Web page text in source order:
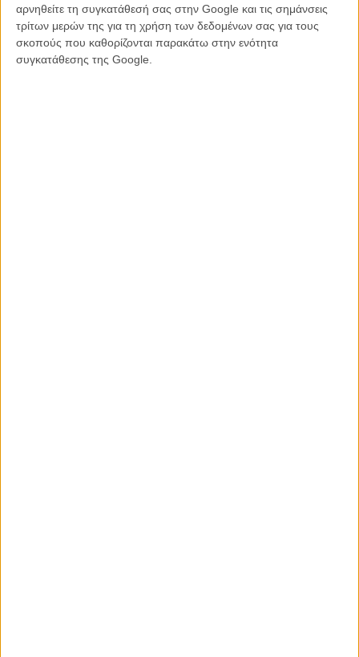
αρνηθείτε τη συγκατάθεσή σας στην Google και τις σημάνσεις
τρίτων μερών της για τη χρήση των δεδομένων σας για τους
σκοπούς που καθορίζονται παρακάτω στην ενότητα
συγκατάθεσης της Google.
τον υπόγειό του λαβύρινθο, όλα σας περιμένουν με αναπάντεχες
ανατροπές κι εκπλήξεις σε κάθε γωνιά του πάρκου» γράφει η
ανακοίνωση των Universal Studios.